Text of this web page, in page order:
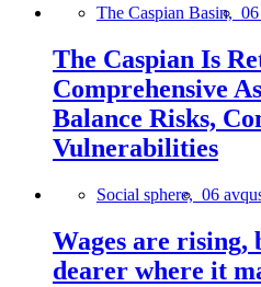
The Caspian Basin,
The Caspian Is
Comprehensive
Balance Risks,
Vulnerabilities
Social sphere, 06
Wages are rising,
dearer where it